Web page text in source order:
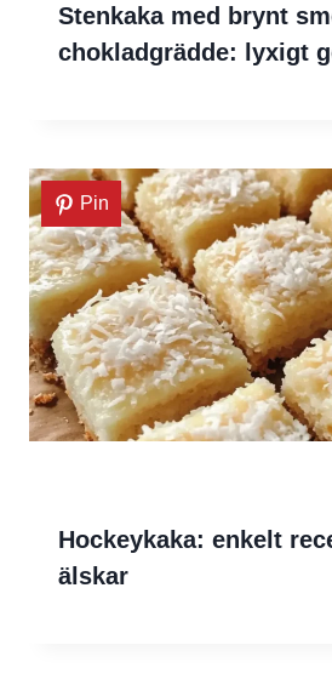
Stenkaka med brynt
chokladgrädde: lyxigt
Pin
Hockeykaka: enkelt
älskar